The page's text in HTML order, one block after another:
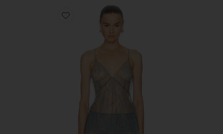
Favorite ТОП MIMI